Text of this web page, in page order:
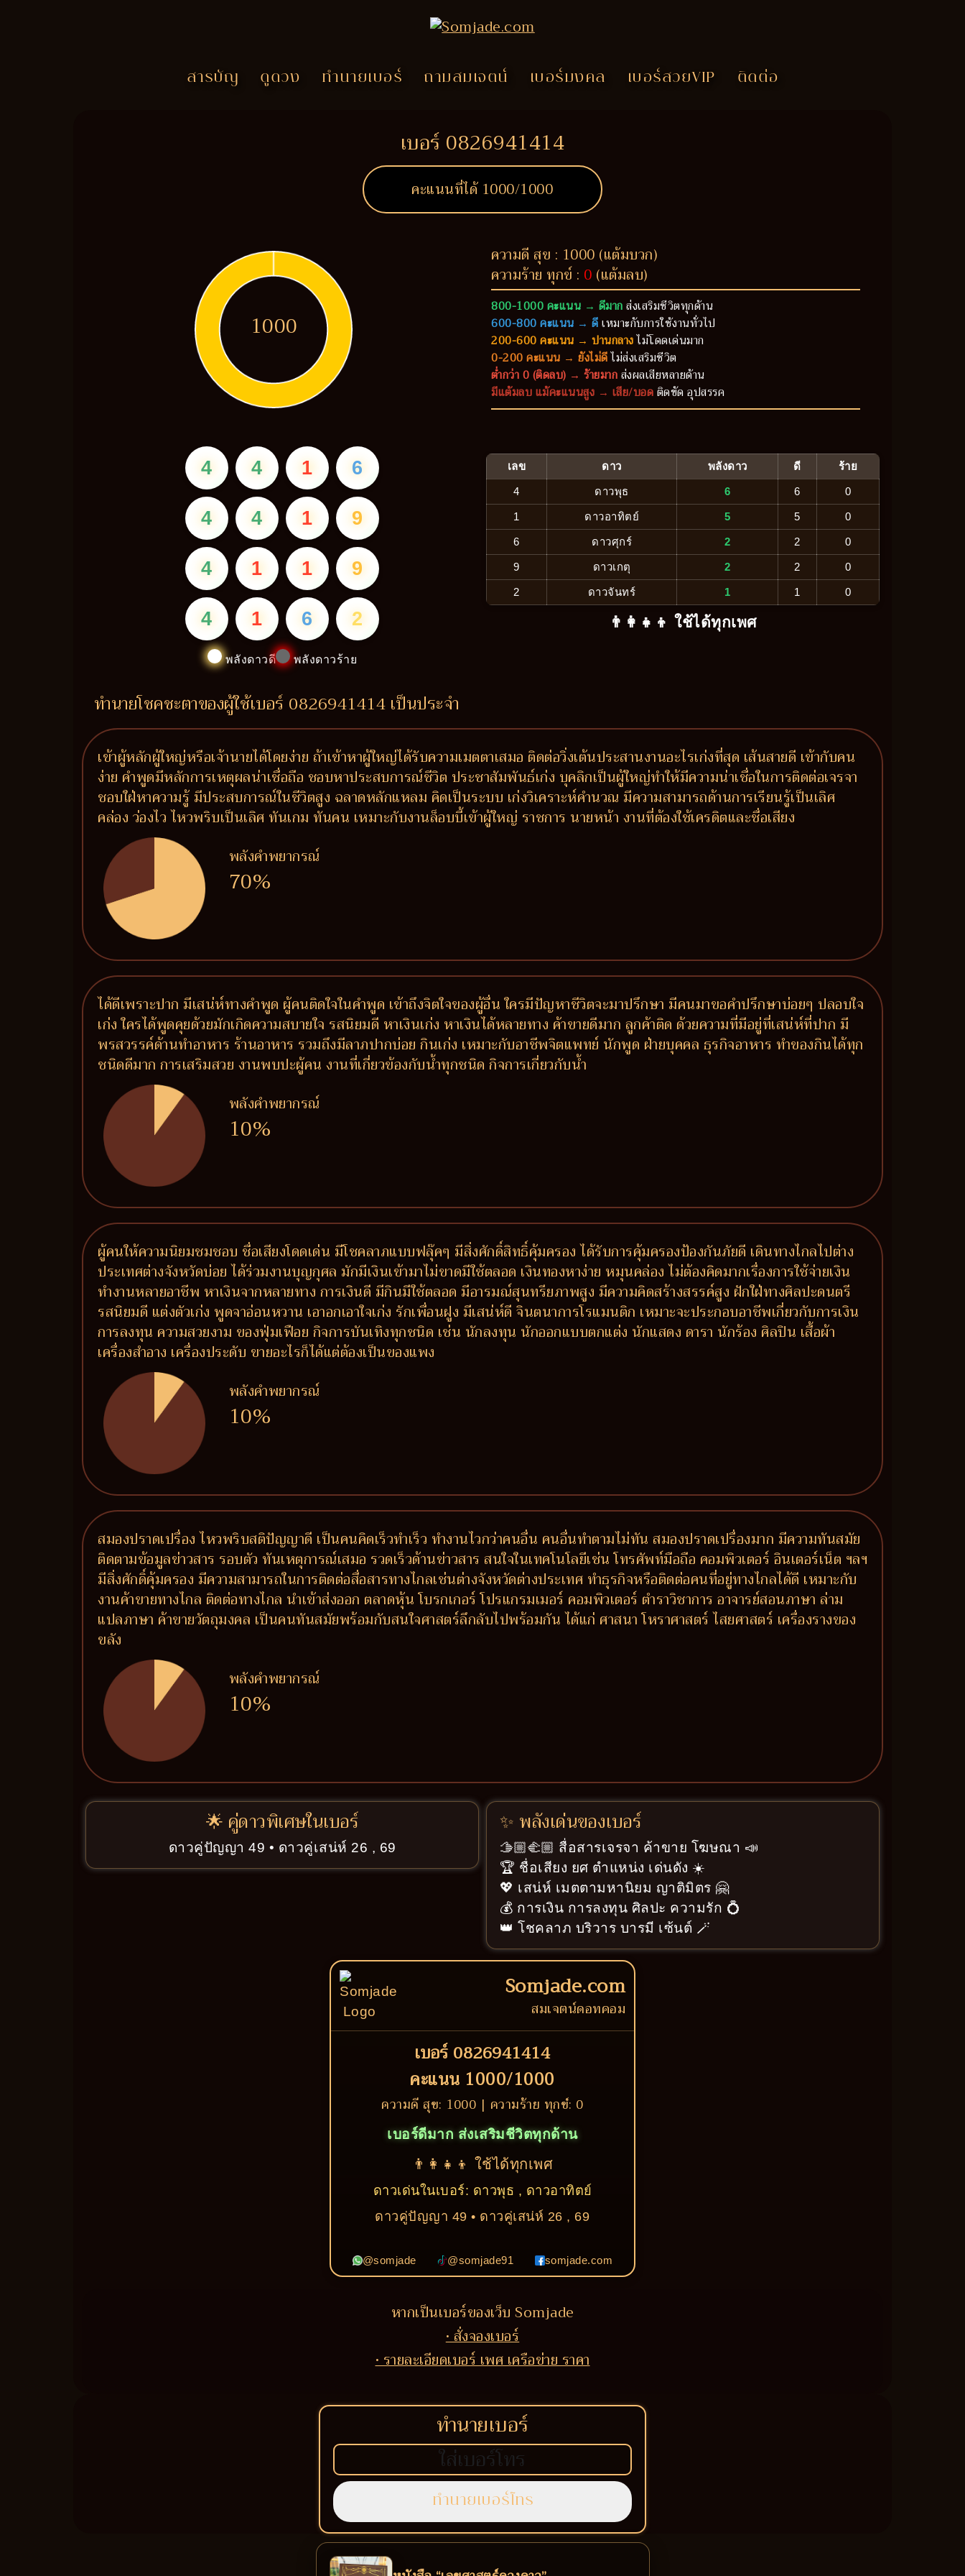
สารบัญ ดูดวง ทำนายเบอร์ ถามสมเจตน์ เบอร์มงคล เบอร์สวยVIP ติดต่อ
เบอร์ 0826941414
คะแนนที่ได้ 1000/1000
1000
ความดี สุข : 1000 (แต้มบวก)
ความร้าย ทุกข์ : 0 (แต้มลบ)
800-1000 คะแนน → ดีมากส่งเสริมชีวิตทุกด้าน
600-800 คะแนน → ดีเหมาะกับการใช้งานทั่วไป
200-600 คะแนน → ปานกลางไม่โดดเด่นมาก
0-200 คะแนน → ยังไม่ดีไม่ส่งเสริมชีวิต
ต่ำกว่า 0 (ติดลบ) → ร้ายมากส่งผลเสียหลายด้าน
มีแต้มลบ แม้คะแนนสูง → เสีย/บอดติดขัด อุปสรรค
4 4 1 6
4 4 1 9
4 1 1 9
4 1 6 2
พลังดาวดี พลังดาวร้าย
เลข ดาว พลังดาว ดี ร้าย
4 ดาวพุธ 6 6 0
1 ดาวอาทิตย์ 5 5 0
6 ดาวศุกร์ 2 2 0
9 ดาวเกตุ 2 2 0
2 ดาวจันทร์ 1 1 0
👨‍👩‍👧‍👦 ใช้ได้ทุกเพศ
ทำนายโชคชะตาของผู้ใช้เบอร์ 0826941414 เป็นประจำ
เข้าผู้หลักผู้ใหญ่หรือเจ้านายได้โดยง่าย ถ้าเข้าหาผู้ใหญ่ได้รับความเมตตาเสมอ ติดต่อวิ่งเต้นประสานงานอะไรเก่งที่สุด เส้นสายดี เข้ากับคน
ง่าย คำพูดมีหลักการเหตุผลน่าเชื่อถือ ชอบหาประสบการณ์ชีวิต ประชาสัมพันธ์เก่ง บุคลิกเป็นผู้ใหญ่ทำให้มีความน่าเชื่อในการติดต่อเจรจา
ชอบใฝ่หาความรู้ มีประสบการณ์ในชีวิตสูง ฉลาดหลักแหลม คิดเป็นระบบ เก่งวิเคราะห์คำนวณ มีความสามารถด้านการเรียนรู้เป็นเลิศ
คล่อง ว่องไว ไหวพริบเป็นเลิศ ทันเกม ทันคน เหมาะกับงานล็อบบี้เข้าผู้ใหญ่ ราชการ นายหน้า งานที่ต้องใช้เครดิตและชื่อเสียง
พลังคำพยากรณ์
70%
ได้ดีเพราะปาก มีเสน่ห์ทางคำพูด ผู้คนติดใจในคำพูด เข้าถึงจิตใจของผู้อื่น ใครมีปัญหาชีวิตจะมาปรึกษา มีคนมาขอคำปรึกษาบ่อยๆ ปลอบใจ
เก่ง ใครได้พูดคุยด้วยมักเกิดความสบายใจ รสนิยมดี หาเงินเก่ง หาเงินได้หลายทาง ค้าขายดีมาก ลูกค้าติด ด้วยความที่มีอยู่ที่เสน่ห์ที่ปาก มี
พรสวรรค์ด้านทำอาหาร ร้านอาหาร รวมถึงมีลาภปากบ่อย กินเก่ง เหมาะกับอาชีพจิตแพทย์ นักพูด ฝ่ายบุคคล ธุรกิจอาหาร ทำของกินได้ทุก
ชนิดดีมาก การเสริมสวย งานพบปะผู้คน งานที่เกี่ยวข้องกับน้ำทุกชนิด กิจการเกี่ยวกับน้ำ
พลังคำพยากรณ์
10%
ผู้คนให้ความนิยมชมชอบ ชื่อเสียงโดดเด่น มีโชคลาภแบบฟลุ๊คๆ มีสิ่งศักดิ์สิทธิ์คุ้มครอง ได้รับการคุ้มครองป้องกันภัยดี เดินทางไกลไปต่าง
ประเทศต่างจังหวัดบ่อย ได้ร่วมงานบุญกุศล มักมีเงินเข้ามาไม่ขาดมีใช้ตลอด เงินทองหาง่าย หมุนคล่อง ไม่ต้องคิดมากเรื่องการใช้จ่ายเงิน
ทำงานหลายอาชีพ หาเงินจากหลายทาง การเงินดี มีกินมีใช้ตลอด มีอารมณ์สุนทรียภาพสูง มีความคิดสร้างสรรค์สูง ฝักใฝ่ทางศิลปะดนตรี
รสนิยมดี แต่งตัวเก่ง พูดจาอ่อนหวาน เอาอกเอาใจเก่ง รักเพื่อนฝูง มีเสน่ห์ดี จินตนาการโรแมนติก เหมาะจะประกอบอาชีพเกี่ยวกับการเงิน
การลงทุน ความสวยงาม ของฟุ่มเฟือย กิจการบันเทิงทุกชนิด เช่น นักลงทุน นักออกแบบตกแต่ง นักแสดง ดารา นักร้อง ศิลปิน เสื้อผ้า
เครื่องสำอาง เครื่องประดับ ขายอะไรก็ได้แต่ต้องเป็นของแพง
พลังคำพยากรณ์
10%
สมองปราดเปรื่อง ไหวพริบสติปัญญาดี เป็นคนคิดเร็วทำเร็ว ทำงานไวกว่าคนอื่น คนอื่นทำตามไม่ทัน สมองปราดเปรื่องมาก มีความทันสมัย
ติดตามข้อมูลข่าวสาร รอบตัว ทันเหตุการณ์เสมอ รวดเร็วด้านข่าวสาร สนใจในเทคโนโลยีเช่น โทรศัพท์มือถือ คอมพิวเตอร์ อินเตอร์เน็ต ฯลฯ
มีสิ่งศักดิ์คุ้มครอง มีความสามารถในการติดต่อสื่อสารทางไกลเช่นต่างจังหวัดต่างประเทศ ทำธุรกิจหรือติดต่อคนที่อยู่ทางไกลได้ดี เหมาะกับ
งานค้าขายทางไกล ติดต่อทางไกล นำเข้าส่งออก ตลาดหุ้น โบรกเกอร์ โปรแกรมเมอร์ คอมพิวเตอร์ ตำราวิชาการ อาจารย์สอนภาษา ล่าม
แปลภาษา ค้าขายวัตถุมงคล เป็นคนทันสมัยพร้อมกับสนใจศาสตร์ลึกลับไปพร้อมกัน ได้แก่ ศาสนา โหราศาสตร์ ไสยศาสตร์ เครื่องรางของ
ขลัง
พลังคำพยากรณ์
10%
🌟 คู่ดาวพิเศษในเบอร์
ดาวคู่ปัญญา 49 • ดาวคู่เสน่ห์ 26 , 69
✨ พลังเด่นของเบอร์
🫱🏼‍🫲🏼 สื่อสารเจรจา ค้าขาย โฆษณา 📣
🏆 ชื่อเสียง ยศ ตำแหน่ง เด่นดัง ☀️
💖 เสน่ห์ เมตตามหานิยม ญาติมิตร 🤗
💰 การเงิน การลงทุน ศิลปะ ความรัก 💍
👑 โชคลาภ บริวาร บารมี เซ้นต์ 🪄
Somjade.com
สมเจตน์ดอทคอม
เบอร์ 0826941414
คะแนน 1000/1000
ความดี สุข: 1000 | ความร้าย ทุกข์: 0
เบอร์ดีมาก ส่งเสริมชีวิตทุกด้าน
👨‍👩‍👧‍👦 ใช้ได้ทุกเพศ
ดาวเด่นในเบอร์: ดาวพุธ , ดาวอาทิตย์
ดาวคู่ปัญญา 49 • ดาวคู่เสน่ห์ 26 , 69
@somjade @somjade91 somjade.com
หากเป็นเบอร์ของเว็บ Somjade
• สั่งจองเบอร์
• รายละเอียดเบอร์ เพศ เครือข่าย ราคา
ทำนายเบอร์